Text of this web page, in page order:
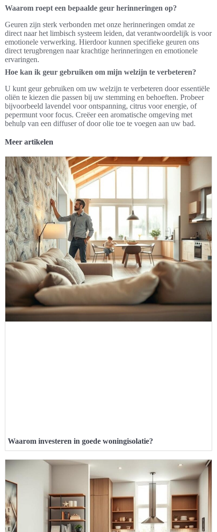
Waarom roept een bepaalde geur herinneringen op?
Geuren zijn sterk verbonden met onze herinneringen omdat ze
direct naar het limbisch systeem leiden, dat verantwoordelijk is voor
emotionele verwerking. Hierdoor kunnen specifieke geuren ons
direct terugbrengen naar krachtige herinneringen en emotionele
ervaringen.
Hoe kan ik geur gebruiken om mijn welzijn te verbeteren?
U kunt geur gebruiken om uw welzijn te verbeteren door essentiële
oliën te kiezen die passen bij uw stemming en behoeften. Probeer
bijvoorbeeld lavendel voor ontspanning, citrus voor energie, of
pepermunt voor focus. Creëer een aromatische omgeving met
behulp van een diffuser of door olie toe te voegen aan uw bad.
Meer artikelen
Waarom investeren in goede woningisolatie?